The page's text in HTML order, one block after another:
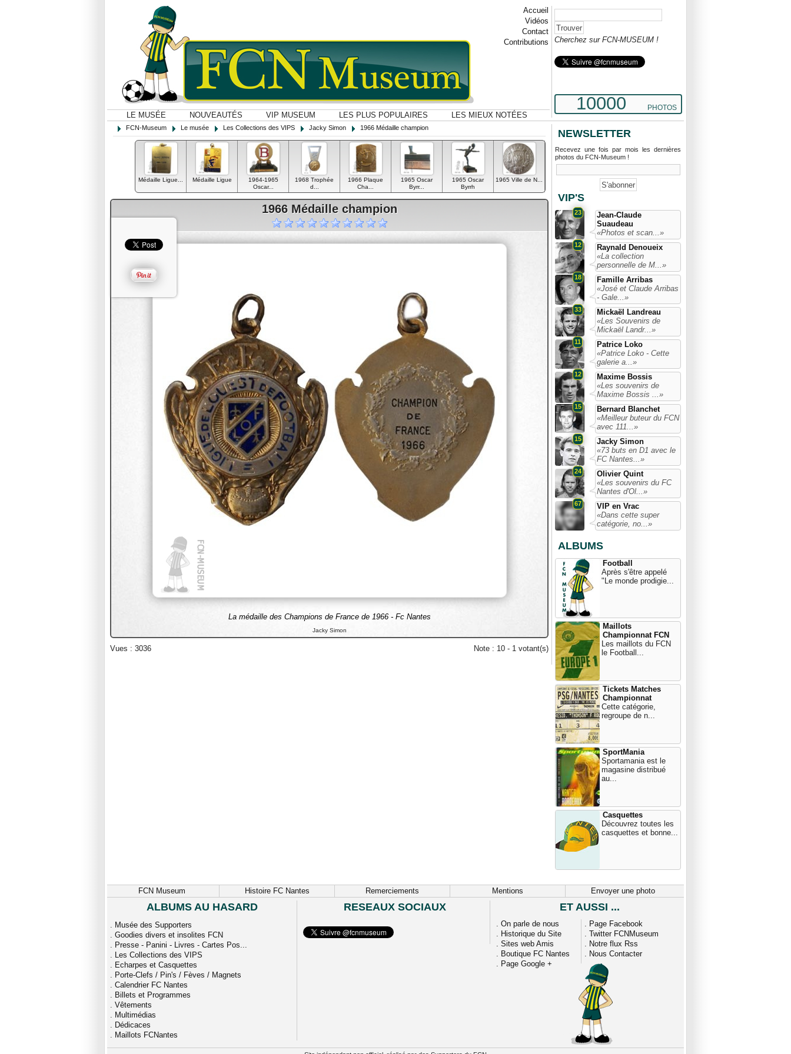
Accueil
Vidéos
Contact
Contributions
LE MUSÉE NOUVEAUTÉS VIP MUSEUM LES PLUS POPULAIRES LES MIEUX NOTÉES
Cherchez sur FCN-MUSEUM !
10000 PHOTOS
FCN-Museum Le musée Les Collections des VIPS Jacky Simon 1966 Médaille champion
Médaille Ligue... Médaille Ligue
1964-1965
Oscar...
1968 Trophée
d...
1966 Plaque
Cha...
1965 Oscar
Byrr...
1965 Oscar
Byrrh
1965 Ville de N...
1966 Médaille champion
La médaille des Champions de France de 1966 - Fc Nantes
Jacky Simon
Vues : 3036 Note : 10 - 1 votant(s)
NEWSLETTER
Recevez une fois par mois les dernières
photos du FCN-Museum !
VIP'S
23
Jean-Claude
Suaudeau
«Photos et scan...»
12
Raynald Denoueix
«La collection
personnelle de M...»
18
Famille Arribas
«José et Claude Arribas
- Gale...»
33
Mickaël Landreau
«Les Souvenirs de
Mickaël Landr...»
11
Patrice Loko
«Patrice Loko - Cette
galerie a...»
12
Maxime Bossis
«Les souvenirs de
Maxime Bossis ...»
15
Bernard Blanchet
«Meilleur buteur du FCN
avec 111...»
15
Jacky Simon
«73 buts en D1 avec le
FC Nantes...»
24
Olivier Quint
«Les souvenirs du FC
Nantes d'Ol...»
67
VIP en Vrac
«Dans cette super
catégorie, no...»
ALBUMS
Football
Après s'être appelé
"Le monde prodigie...
Maillots
Championnat FCN
Les maillots du FCN
le Football...
Tickets Matches
Championnat
Cette catégorie,
regroupe de n...
SportMania
Sportamania est le
magasine distribué
au...
Casquettes
Découvrez toutes les
casquettes et bonne...
FCN Museum Histoire FC Nantes Remerciements Mentions Envoyer une photo
ALBUMS AU HASARD
. Musée des Supporters
. Goodies divers et insolites FCN
. Presse - Panini - Livres - Cartes Pos...
. Les Collections des VIPS
. Echarpes et Casquettes
. Porte-Clefs / Pin's / Fèves / Magnets
. Calendrier FC Nantes
. Billets et Programmes
. Vêtements
. Multimédias
. Dédicaces
. Maillots FCNantes
RESEAUX SOCIAUX ET AUSSI ...
. On parle de nous
. Historique du Site
. Sites web Amis
. Boutique FC Nantes
. Page Google +
. Page Facebook
. Twitter FCNMuseum
. Notre flux Rss
. Nous Contacter